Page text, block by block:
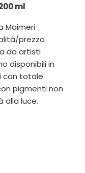
ml
Maimeri
prezzo
da artisti
disponibili in
con totale
pigmenti non
alla luce.